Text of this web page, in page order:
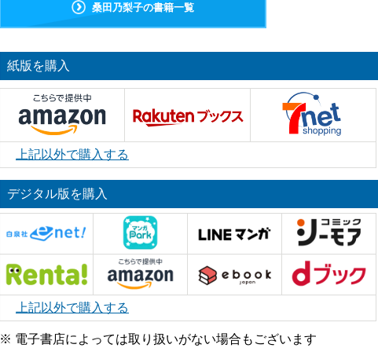
桑田乃梨子の書籍一覧
紙版を購入
上記以外で購入する
デジタル版を購入
上記以外で購入する
※ 電子書店によっては取り扱いがない場合もございます